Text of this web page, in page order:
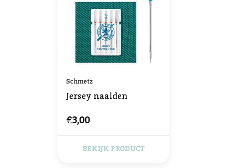
Schmetz
Jersey naalden
€3,00
BEKIJK PRODUCT